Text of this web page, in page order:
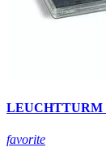
LEUCHTTURM
favorite